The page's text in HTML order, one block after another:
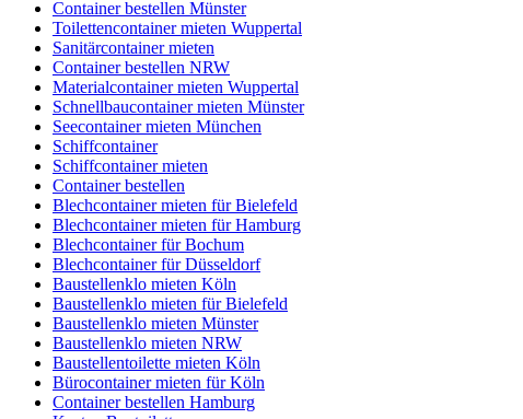
Container bestellen Münster
Toilettencontainer mieten Wuppertal
Sanitärcontainer mieten
Container bestellen NRW
Materialcontainer mieten Wuppertal
Schnellbaucontainer mieten Münster
Seecontainer mieten München
Schiffcontainer
Schiffcontainer mieten
Container bestellen
Blechcontainer mieten für Bielefeld
Blechcontainer mieten für Hamburg
Blechcontainer für Bochum
Blechcontainer für Düsseldorf
Baustellenklo mieten Köln
Baustellenklo mieten für Bielefeld
Baustellenklo mieten Münster
Baustellenklo mieten NRW
Baustellentoilette mieten Köln
Bürocontainer mieten für Köln
Container bestellen Hamburg